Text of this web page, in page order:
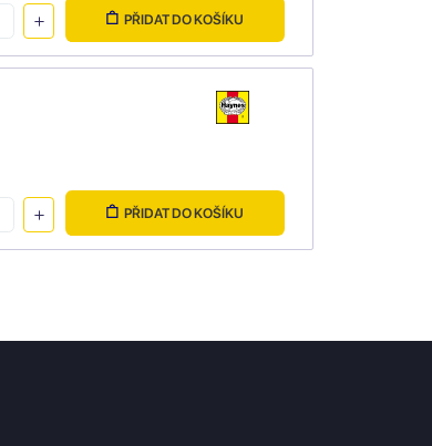
PŘIDAT DO KOŠÍKU
PŘIDAT DO KOŠÍKU